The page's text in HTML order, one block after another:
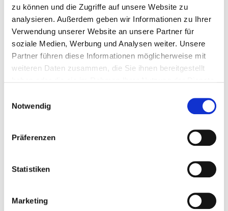
zu können und die Zugriffe auf unsere Website zu
analysieren. Außerdem geben wir Informationen zu Ihrer
Verwendung unserer Website an unsere Partner für
soziale Medien, Werbung und Analysen weiter. Unsere
Partner führen diese Informationen möglicherweise mit
weiteren Daten zusammen, die Sie ihnen bereitgestellt
Notwendig
Präferenzen
Statistiken
Marketing
Straße:
PLZ: